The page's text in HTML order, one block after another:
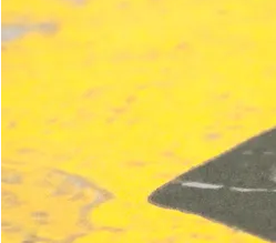
Castor stoppen!
@castorstoppen.bsky.social
⋅
Gegen 23.20 Uhr ist der
12. Castortransport im
Kreuz Holz abgebogen
Richtung Neuss auf die
A46 - castor-
stoppen.de/ticker/#route
#atommüll #castor